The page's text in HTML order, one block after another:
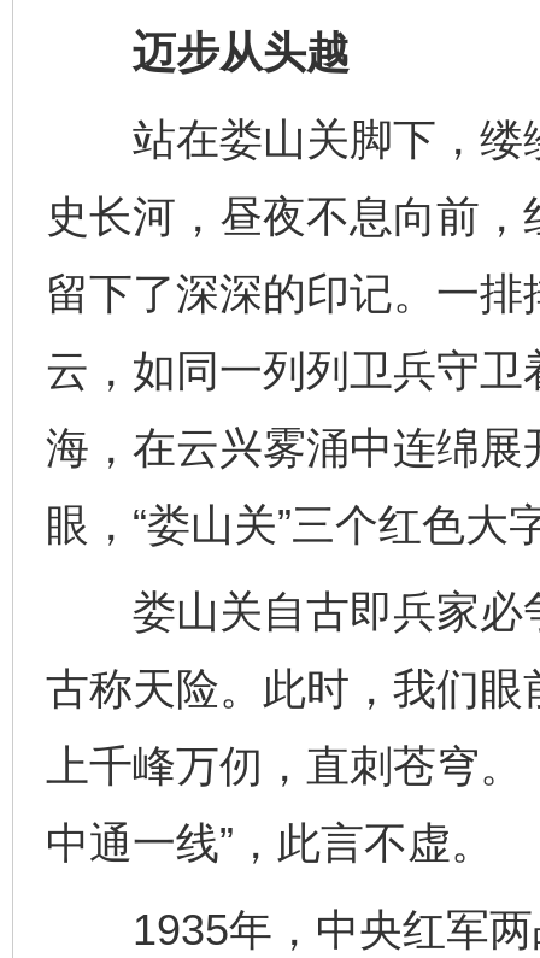
迈步从头越
站在娄山关脚下，缕
史长河，昼夜不息向前
留下了深深的印记。一
云，如同一列列卫兵守
海，在云兴雾涌中连绵
眼，“娄山关”三个红色
娄山关自古即兵家必
古称天险。此时，我们
上千峰万仞，直刺苍穹
中通一线”，此言不虚。
1935年，中央红军两